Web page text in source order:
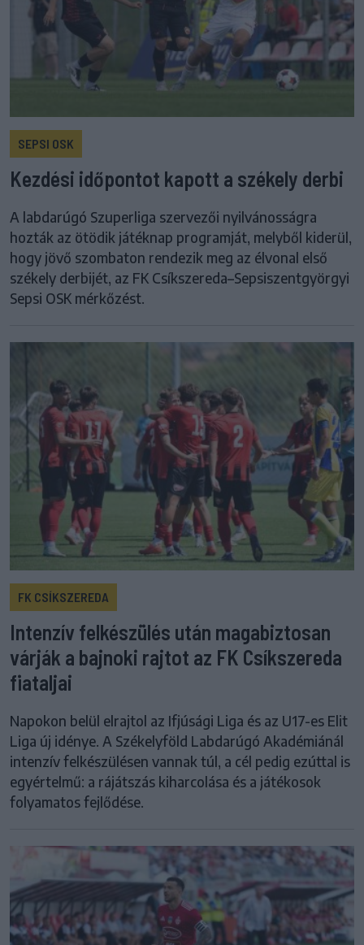
SEPSI OSK
Kezdési időpontot kapott a székely derbi
A labdarúgó Szuperliga szervezői nyilvánosságra
hozták az ötödik játéknap programját, melyből kiderül,
hogy jövő szombaton rendezik meg az élvonal első
székely derbijét, az FK Csíkszereda–Sepsiszentgyörgyi
Sepsi OSK mérkőzést.
FK CSÍKSZEREDA
Intenzív felkészülés után magabiztosan
várják a bajnoki rajtot az FK Csíkszereda
fiataljai
Napokon belül elrajtol az Ifjúsági Liga és az U17-es Elit
Liga új idénye. A Székelyföld Labdarúgó Akadémiánál
intenzív felkészülésen vannak túl, a cél pedig ezúttal is
egyértelmű: a rájátszás kiharcolása és a játékosok
folyamatos fejlődése.